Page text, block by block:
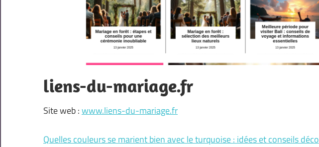
liens-du-mariage.fr
Site web :www.liens-du-mariage.fr
Quelles couleurs se marient bien avec le turquoise : idées et conseils déco